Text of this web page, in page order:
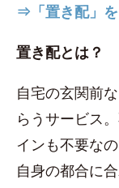
⇒「置き配」
置き配とは？
自宅の玄関前
らうサービス
インも不要な
自身の都合に